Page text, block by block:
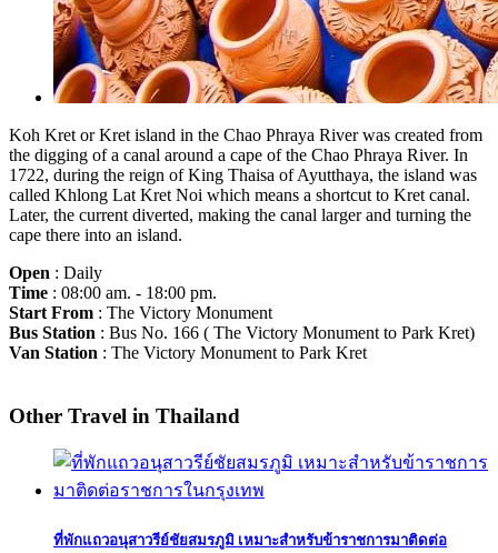
Koh Kret or Kret island in the Chao Phraya River was created from
the digging of a canal around a cape of the Chao Phraya River. In
1722, during the reign of King Thaisa of Ayutthaya, the island was
called Khlong Lat Kret Noi which means a shortcut to Kret canal.
Later, the current diverted, making the canal larger and turning the
cape there into an island.
Open : Daily
Time : 08:00 am. - 18:00 pm.
Start From : The Victory Monument
Bus Station : Bus No. 166 ( The Victory Monument to Park Kret)
Van Station : The Victory Monument to Park Kret
Other Travel in Thailand
ที่พักแถวอนุสาวรีย์ชัยสมรภูมิ เหมาะสำหรับข้าราชการมาติดต่อ